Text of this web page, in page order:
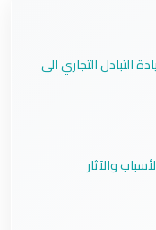
التبادل التجاري الى
والآثار